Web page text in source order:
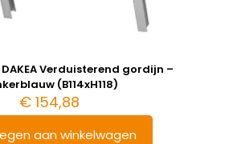
DAKEA Verduisterend gordijn –
(B114xH118)
€154,88
aan winkelwagen